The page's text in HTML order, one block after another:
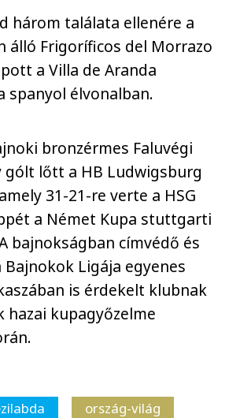
három találata ellenére a
álló Frigoríficos del Morrazo
a Villa de Aranda
spanyol élvonalban.
bronzérmes Faluvégi
gólt lőtt a HB Ludwigsburg
31-21-re verte a HSG
a Német Kupa stuttgarti
bajnokságban címvédő és
Bajnokok Ligája egyenes
is érdekelt klubnak
hazai kupagyőzelme
ország-világ